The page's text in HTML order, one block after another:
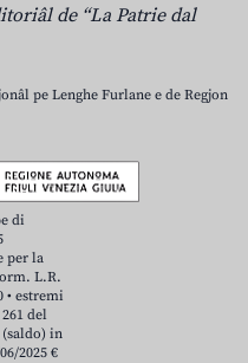
de “La Patrie dal
pe Lenghe Furlane e de Regjon
di
per la
L.R.
• estremi
del
in
2025 €